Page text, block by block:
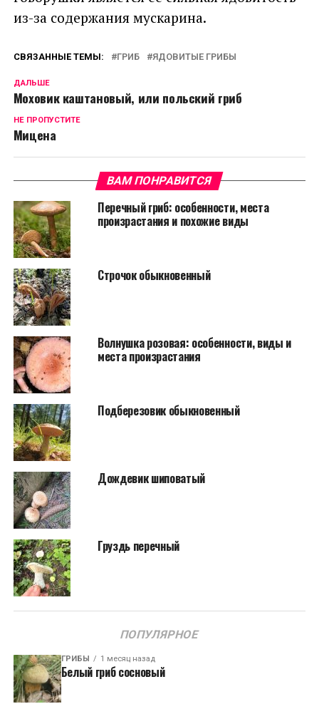
из-за содержания мускарина.
СВЯЗАННЫЕ ТЕМЫ: ГРИБ ЯДОВИТЫЕ ГРИБЫ
ДАЛЬШЕ
Моховик каштановый, или польский гриб
НЕ ПРОПУСТИТЕ
Мицена
ВАМ ПОНРАВИТСЯ
Перечный гриб: особенности, места
произрастания и похожие виды
Строчок обыкновенный
Волнушка розовая: особенности, виды и
места произрастания
Подберезовик обыкновенный
Дождевик шиповатый
Груздь перечный
ПОПУЛЯРНОЕ
ГРИБЫ 1 месяц назад
Белый гриб сосновый